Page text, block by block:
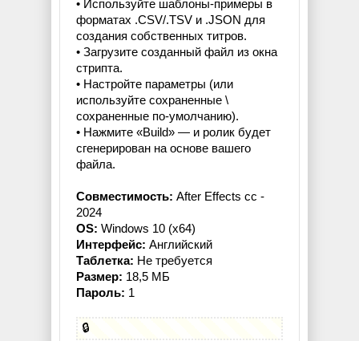
• Используйте шаблоны-примеры в
форматах .CSV/.TSV и .JSON для
создания собственных титров.
• Загрузите созданный файл из окна
стрипта.
• Настройте параметры (или
используйте сохраненные \
сохраненные по-умолчанию).
• Нажмите «Build» — и ролик будет
сгенерирован на основе вашего
файла.
Совместимость: After Effects сс -
2024
OS: Windows 10 (x64)
Интерфейс: Английский
Таблетка: Не требуется
Размер: 18,5 МБ
Пароль: 1
🔒